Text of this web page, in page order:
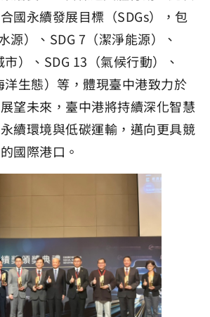
國永續發展目標（SDGs），包
源）、SDG 7（潔淨能源）、
）、SDG 13（氣候行動）、
洋生態）等，體現臺中港致力於
望未來，臺中港將持續深化智慧
續環境與低碳運輸，邁向更具競
國際港口。